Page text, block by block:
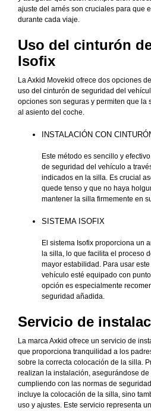
ajuste del arnés son cruciales para que
durante cada viaje.
Uso del cinturón
Isofix
La Axkid Movekid ofrece dos opciones
uso del cinturón de seguridad del
opciones son seguras y permiten que la
al asiento del coche.
INSTALACIÓN CON
Este método es sencillo y
de seguridad del vehículo a
indicados en la silla. Es crucial
quede tenso y que no haya
mantener la silla firmemente en
SISTEMA ISOFIX
El sistema Isofix proporciona un
la silla, lo que facilita el proceso
mayor estabilidad. Para usar
vehículo esté equipado con
opción es especialmente
seguridad añadida.
Servicio de
La marca Axkid ofrece un servicio de
que proporciona tranquilidad a los
sobre la correcta colocación de la silla.
realizan la instalación, asegurándose
cumpliendo con las normas de
incluye la colocación de la silla, sino
uso y ajustes. Este servicio representa